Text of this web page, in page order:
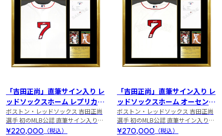
「吉田正尚」直筆サイン入り レ
ッドソックスホーム レプリカユ
ニフォーム 特製フレーム
ボストン・レッドソックス 吉田正尚
選手 初のMLB公認 直筆サイン入りメ
モラビリアが登場！！
¥220,000 （税込）
「吉田正尚」直筆サイン入り レ
ッドソックスホーム オーセンテ
ィックユニフォーム 特製フレー
ム
ボストン・レッドソックス 吉田正尚
選手 初のMLB公認 直筆サイン入りメ
モラビリアが登場！！
¥270,000 （税込）